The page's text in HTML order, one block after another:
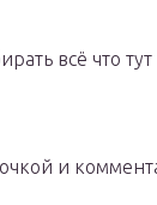
всё что
и